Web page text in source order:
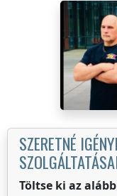
SZERETNÉ
Töltse ki az